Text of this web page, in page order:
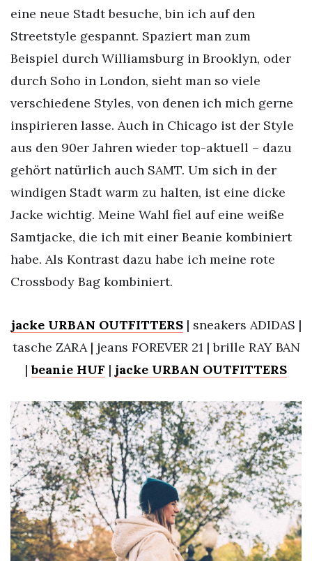
eine neue Stadt besuche, bin ich auf den
Streetstyle gespannt. Spaziert man zum
Beispiel durch Williamsburg in Brooklyn, oder
durch Soho in London, sieht man so viele
verschiedene Styles, von denen ich mich gerne
inspirieren lasse. Auch in Chicago ist der Style
aus den 90er Jahren wieder top-aktuell – dazu
gehört natürlich auch SAMT. Um sich in der
windigen Stadt warm zu halten, ist eine dicke
Jacke wichtig. Meine Wahl fiel auf eine weiße
Samtjacke, die ich mit einer Beanie kombiniert
habe. Als Kontrast dazu habe ich meine rote
Crossbody Bag kombiniert.
jacke URBAN OUTFITTERS | sneakers ADIDAS |
tasche ZARA | jeans FOREVER 21 | brille RAY BAN
|beanie HUF | jacke URBAN OUTFITTERS